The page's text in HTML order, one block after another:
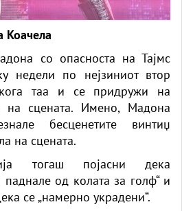
Коачела
со опасноста на Тајмс
недели по нејзиниот втор
таа и се придружи на
на сцената. Имено, Мадона
бесценетите винтиџ
на сцената.
тогаш појасни дека
од колата за голф“ и
се „намерно украдени“.